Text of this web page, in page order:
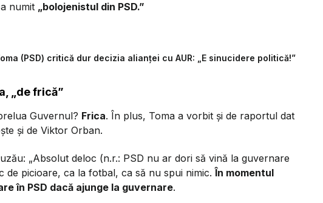
numit „bolojenistul din PSD.”
(PSD) critică dur decizia alianței cu AUR: „E sinucidere politică!”
„de frică”
Guvernul? Frica. În plus, Toma a vorbit și de raportul dat
și de Viktor Orban.
„Absolut deloc (n.r.: PSD nu ar dori să vină la guvernare
de picioare, ca la fotbal, ca să nu spui nimic. În momentul
în PSD dacă ajunge la guvernare.